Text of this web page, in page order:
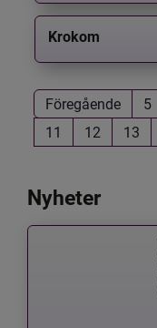
Krokom
Föregående 5
11
12 13
Nyheter